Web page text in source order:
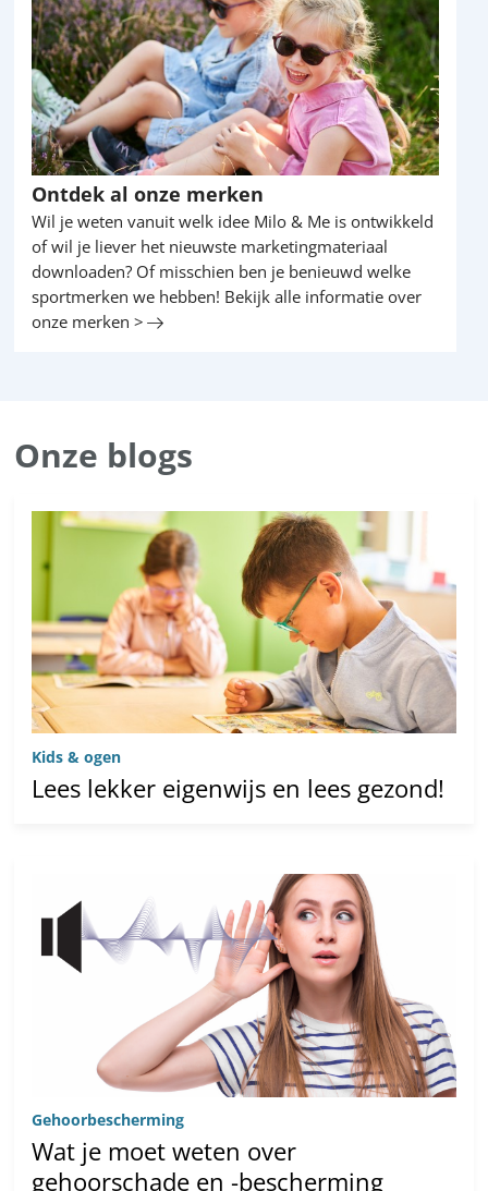
Ontdek al onze merken
Wil je weten vanuit welk idee Milo & Me is ontwikkeld
of wil je liever het nieuwste marketingmateriaal
downloaden? Of misschien ben je benieuwd welke
sportmerken we hebben! Bekijk alle informatie over
onze merken >
Onze blogs
Kids & ogen
Lees lekker eigenwijs en lees gezond!
Gehoorbescherming
Wat je moet weten over
gehoorschade en -bescherming